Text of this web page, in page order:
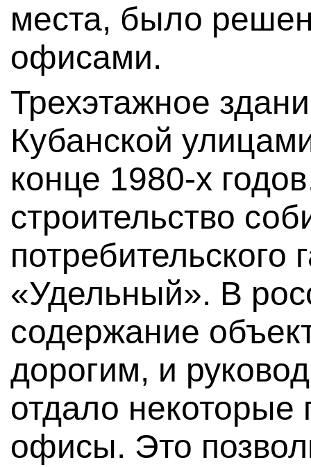
места, было
офисами.
Трехэтажное
Кубанской
конце 1980-х
строительство
потребительского
«Удельный». В
содержание
дорогим, и
отдало
офисы. Это